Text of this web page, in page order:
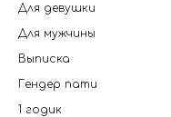
Для девушки
Для мужчины
Выписка
Гендер пати
1 годик